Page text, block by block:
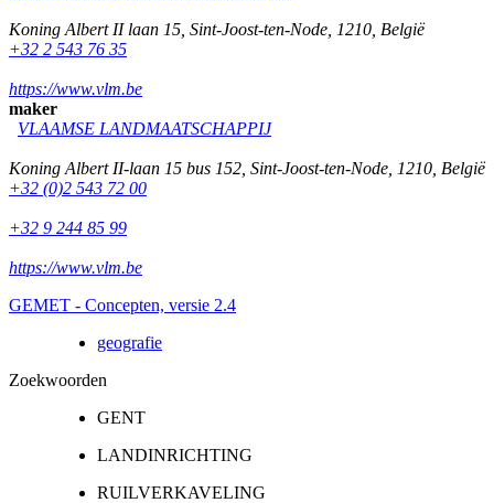
Koning Albert II laan 15 Sint-Joost-ten-Node 1210 België
+32 2 543 76 35
https://www.vlm.be
maker
VLAAMSE LANDMAATSCHAPPIJ
Koning Albert II-laan 15 bus 152 Sint-Joost-ten-Node 1210 België
+32 (0)2 543 72 00
+32 9 244 85 99
https://www.vlm.be
GEMET - Concepten, versie 2.4
geografie
Zoekwoorden
GENT
LANDINRICHTING
RUILVERKAVELING